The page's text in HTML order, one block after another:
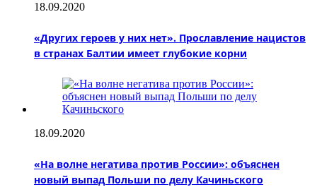
18.09.2020
«Других героев у них нет». Прославление нацистов
в странах Балтии имеет глубокие корни
18.09.2020
«На волне негатива против России»: объяснен
новый выпад Польши по делу Качиньского